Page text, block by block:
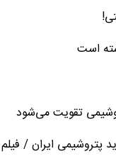
است
تقویت می‌شود
پتروشیمی ایران / فیلم